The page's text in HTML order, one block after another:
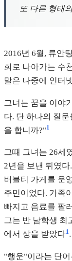
또 다른 형태
2016년 6월, 류안
회로 나아가는 수
말은 나중에 인터
그녀는 꿈을 이야
다. 단 하나의 질
을 합니까?"1
그때 그녀는 26세
2년을 보낸 뒤였
버블티 가게를 운
주민이었다. 가족
빠지고 음료를 팔
그는 반 남학생 최
에서 상을 받았다1 .
"행운"이라는 단